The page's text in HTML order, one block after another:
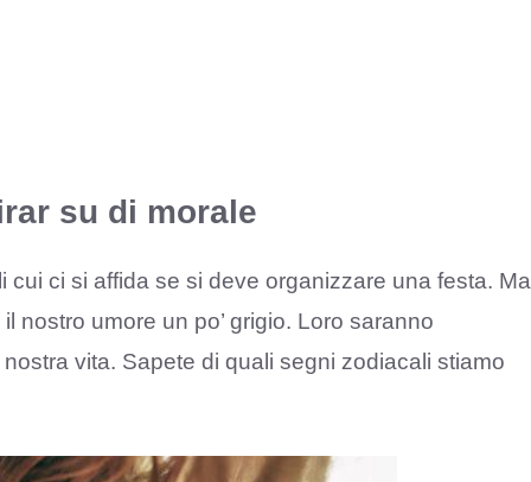
su di morale
ci si affida se si deve organizzare una festa. Ma
nostro umore un po’ grigio. Loro saranno
vita. Sapete di quali segni zodiacali stiamo